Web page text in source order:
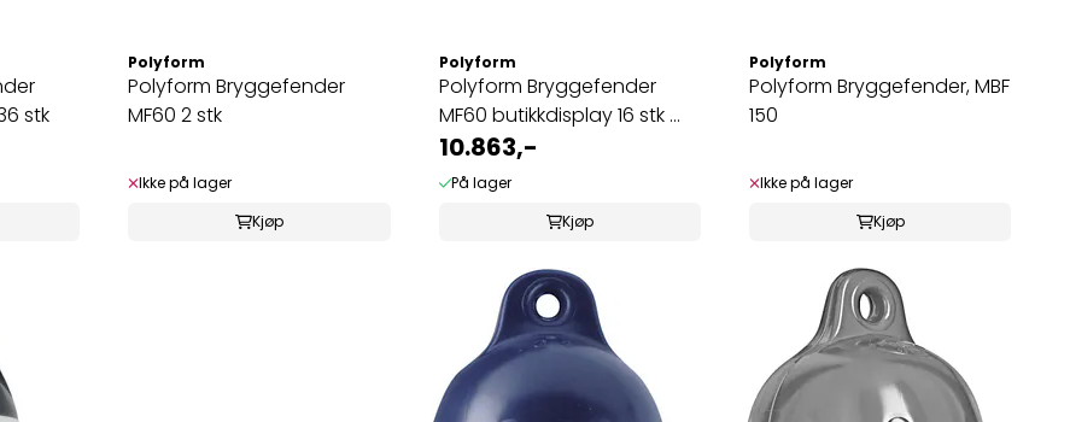
stk
Polyform
Polyform Bryggefender
MF60 2 stk
Ikke på lager
Kjøp
Polyform
Polyform Bryggefender
MF60 butikkdisplay 16 stk ...
10.863,-
På lager
Kjøp
Polyform
Polyform Bryggefender, MBF
150
Ikke på lager
Kjøp